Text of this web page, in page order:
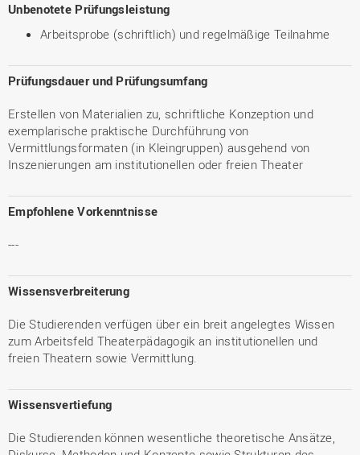
Unbenotete Prüfungsleistung
Arbeitsprobe (schriftlich) und regelmäßige Teilnahme
Prüfungsdauer und Prüfungsumfang
Erstellen von Materialien zu, schriftliche Konzeption und
exemplarische praktische Durchführung von
Vermittlungsformaten (in Kleingruppen) ausgehend von
Inszenierungen am institutionellen oder freien Theater
Empfohlene Vorkenntnisse
---
Wissensverbreiterung
Die Studierenden verfügen über ein breit angelegtes Wissen
zum Arbeitsfeld Theaterpädagogik an institutionellen und
freien Theatern sowie Vermittlung.
Wissensvertiefung
Die Studierenden können wesentliche theoretische Ansätze,